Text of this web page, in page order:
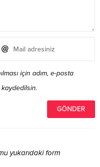
için adım, e-posta
yukarıdaki form